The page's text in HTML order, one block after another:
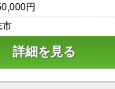
円
市
詳細を見る